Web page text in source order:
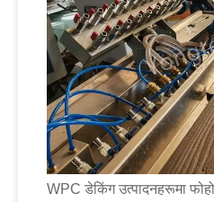
WPC डेकिंग उत्पादनहरूमा